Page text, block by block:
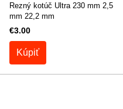
Rezný kotúč Ultra 230 mm 2,5
mm 22,2 mm
€3.00
Kúpiť